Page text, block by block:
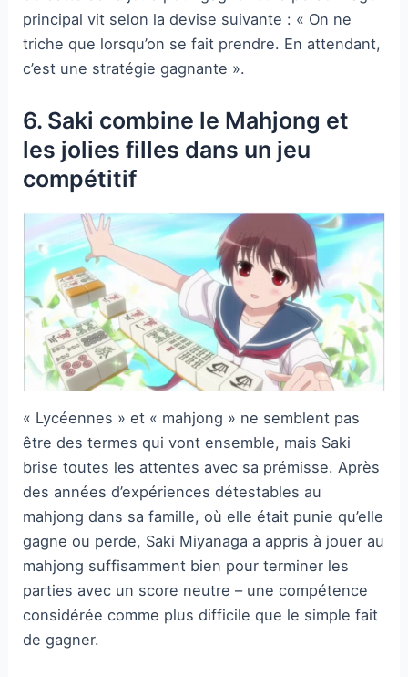
principal vit selon la devise suivante : « On ne
triche que lorsqu’on se fait prendre. En attendant,
c’est une stratégie gagnante ».
6. Saki combine le Mahjong et
les jolies filles dans un jeu
compétitif
« Lycéennes » et « mahjong » ne semblent pas
être des termes qui vont ensemble, mais Saki
brise toutes les attentes avec sa prémisse. Après
des années d’expériences détestables au
mahjong dans sa famille, où elle était punie qu’elle
gagne ou perde, Saki Miyanaga a appris à jouer au
mahjong suffisamment bien pour terminer les
parties avec un score neutre – une compétence
considérée comme plus difficile que le simple fait
de gagner.